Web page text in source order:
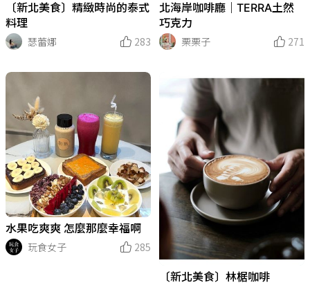
〔新北美食〕精緻時尚的泰式
料理
瑟蕾娜
283
北海岸咖啡廳｜TERRA土然
巧克力
栗栗子
271
水果吃爽爽 怎麼那麼幸福啊
玩食女子
285
〔新北美食〕林椐咖啡